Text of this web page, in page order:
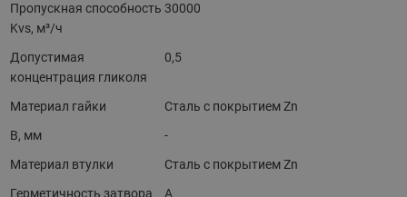
Пропускная способность
Kvs, м³/ч
30000
Допустимая
концентрация гликоля
0,5
Материал гайки
Сталь с покрытием Zn
B, мм
-
Материал втулки
Сталь с покрытием Zn
Герметичность затвора
А